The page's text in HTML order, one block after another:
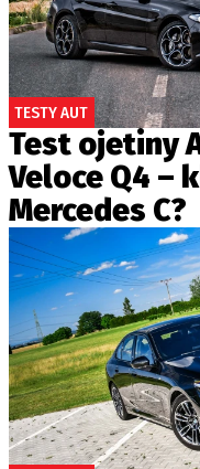
TESTY AUT
Test ojetiny
Veloce Q4 –
Mercedes C?